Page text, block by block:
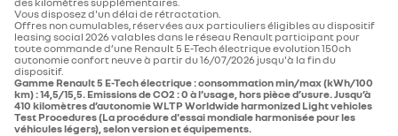
Vous disposez d'un délai de rétractation.
Offres non cumulables, réservées aux particuliers éligibles au dispositif
leasing social 2026 valables dans le réseau Renault participant pour
toute commande d’une Renault 5 E-Tech électrique evolution 150ch
autonomie confort neuve à partir du 16/07/2026 jusqu'à la fin du
dispositif.
Gamme Renault 5 E-Tech électrique : consommation min/max (kWh/100
km) : 14,5/15,5. Emissions de CO2 : 0 à l’usage, hors pièce d’usure. Jusqu’à
410 kilomètres d’autonomie WLTP Worldwide harmonized Light vehicles
Test Procedures (La procédure d'essai mondiale harmonisée pour les
véhicules légers), selon version et équipements.